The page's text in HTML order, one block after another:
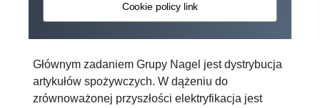
Cookie policy link
Głównym zadaniem Grupy Nagel jest dystrybucja
artykułów spożywczych. W dążeniu do
zrównoważonej przyszłości elektryfikacja jest